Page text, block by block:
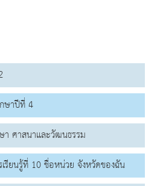
ษาปีที่ 4
ศาสนาและวัฒนธรรม
รียนรู้ที่ 10 ชื่อหน่วย จังหวัดของฉัน